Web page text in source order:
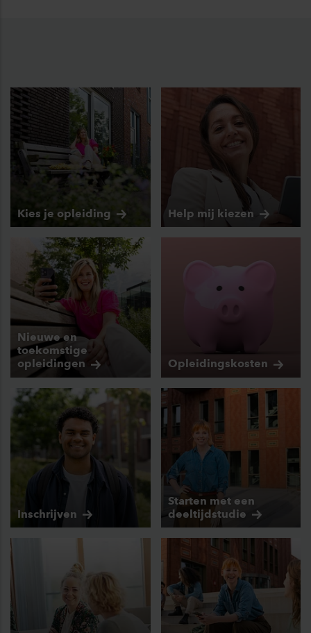
Kies je opleiding Help mij kiezen
Nieuwe en
toekomstige
opleidingen
Opleidingskosten
Inschrijven
Starten met een
deeltijdstudie